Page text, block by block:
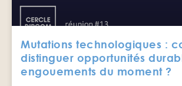
Mutations technologiques :
distinguer opportunités
engouements du moment ?